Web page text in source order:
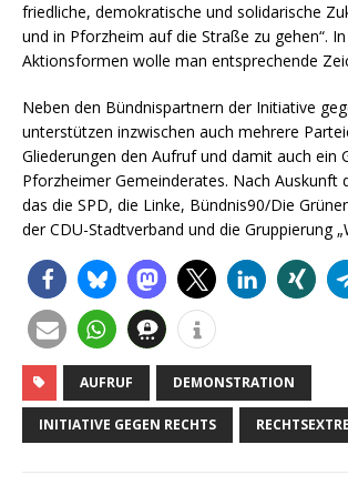
friedliche, demokratische und solidarische
und in Pforzheim auf die Straße zu gehen“.
Aktionsformen wolle man entsprechende
Neben den Bündnispartnern der Initiative
unterstützen inzwischen auch mehrere
Gliederungen den Aufruf und damit auch ein
Pforzheimer Gemeinderates. Nach Auskunft
das die SPD, die Linke, Bündnis90/Die
der CDU-Stadtverband und die Gruppierung
AUFRUF DEMONSTRATION
INITIATIVE GEGEN RECHTS